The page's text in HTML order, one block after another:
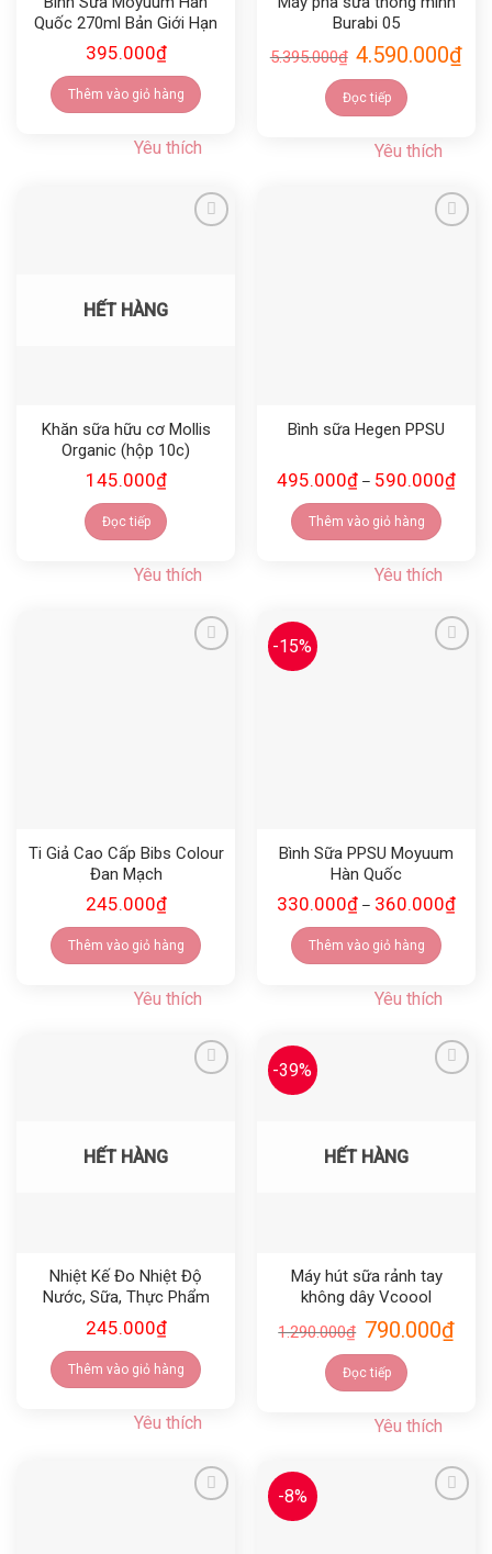
Quốc 270ml Bản Giới Hạn
395.000₫
Thêm vào giỏ hàng
Yêu thích
Burabi 05
5.395.000₫ 4.590.000₫
Đọc tiếp
Yêu thích
HẾT HÀNG
Khăn sữa hữu cơ Mollis
Organic (hộp 10c)
145.000₫
Đọc tiếp
Yêu thích
Bình sữa Hegen PPSU
495.000₫ – 590.000₫
Thêm vào giỏ hàng
Yêu thích
Ti Giả Cao Cấp Bibs Colour
Đan Mạch
245.000₫
Thêm vào giỏ hàng
Yêu thích
-15%
Bình Sữa PPSU Moyuum
Hàn Quốc
330.000₫ – 360.000₫
Thêm vào giỏ hàng
Yêu thích
HẾT HÀNG
Nhiệt Kế Đo Nhiệt Độ
Nước, Sữa, Thực Phẩm
Chín Tanita TT-533
245.000₫
Thêm vào giỏ hàng
Yêu thích
-39%
HẾT HÀNG
Máy hút sữa rảnh tay
không dây Vcoool
1.290.000₫ 790.000₫
Đọc tiếp
Yêu thích
-8%